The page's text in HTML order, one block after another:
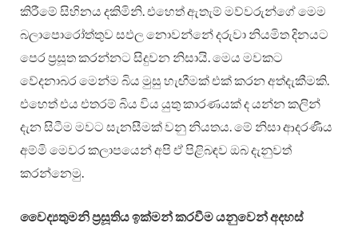
කිරීමේ සිහිනය දකිමිනි. එහෙත් ඇතැම් මව්වරුන්ගේ මෙම
බලාපොරෝත්තුව සඵල නොවන්නේ දරුවා නියමිත දිනයට
පෙර ප්‍රසූත කරන්නට සිදුවන නිසායි. මෙය මවකට
වේදනාබර මෙන්ම බිය මුසු හැඟීමක් එක් කරන අත්දැකීමකි.
එහෙත් එය එතරම් බිය විය යුතු කාරණයක් ද යන්න කලින්
දැන සිටීම මවට සැනසීමක් වනු නියතය. මේ නිසා ආදරණීය
අම්මි මෙවර කලාපයෙන් අපි ඒ පිළිබඳව ඔබ දැනුවත්
කරන්නෙමු.
වෛද්‍යතුමනි ප්‍රසූතිය ඉක්මන් කරවීම යනුවෙන් අදහස්